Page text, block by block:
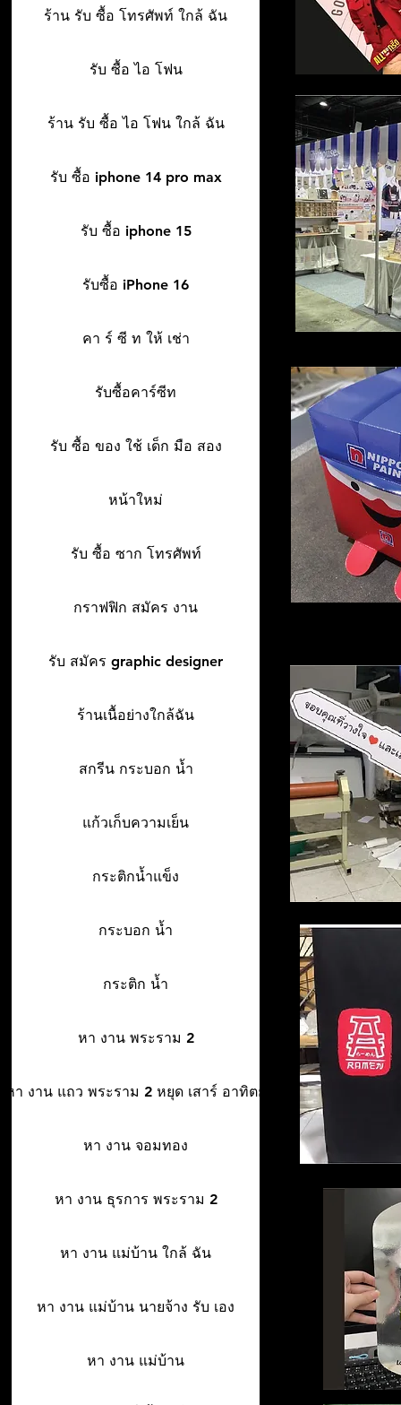
ร้าน รับ ซื้อ โทรศัพท์ ใกล้ ฉัน
รับ ซื้อ ไอ โฟน
ร้าน รับ ซื้อ ไอ โฟน ใกล้ ฉัน
รับ ซื้อ iphone 14 pro max
รับ ซื้อ iphone 15
รับซื้อ iPhone 16
คา ร์ ซี ท ให้ เช่า
รับซื้อคาร์ซีท
รับ ซื้อ ของ ใช้ เด็ก มือ สอง
หน้าใหม่
รับ ซื้อ ซาก โทรศัพท์
กราฟฟิก สมัคร งาน
รับ สมัคร graphic designer
ร้านเนื้อย่างใกล้ฉัน
สกรีน กระบอก น้ำ
แก้วเก็บความเย็น
กระติกน้ำแข็ง
กระบอก น้ำ
กระติก น้ำ
หา งาน พระราม 2
หา งาน แถว พระราม 2 หยุด เสาร์ อาทิตย์
หา งาน จอมทอง
หา งาน ธุรการ พระราม 2
หา งาน แม่บ้าน ใกล้ ฉัน
หา งาน แม่บ้าน นายจ้าง รับ เอง
หา งาน แม่บ้าน